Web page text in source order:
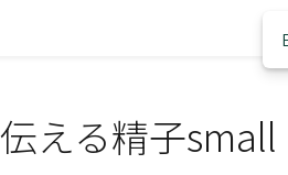
える精子small